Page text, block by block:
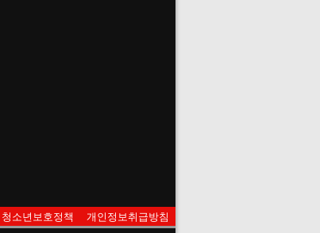
청소년보호정책 개인정보취급방침